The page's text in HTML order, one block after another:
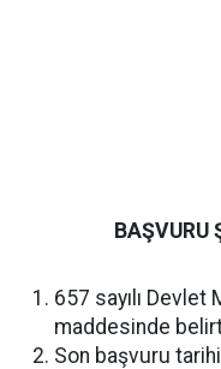
BAŞVURU
657 sayılı Devlet
maddesinde
Son başvuru